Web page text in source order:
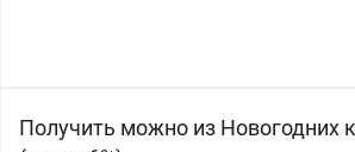
Получить можно из Новогодних